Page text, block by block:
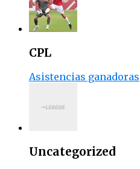
CPL
Asistencias ganadoras
Uncategorized